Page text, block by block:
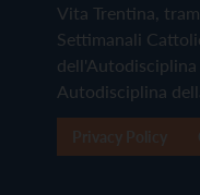
Vita Trentina,
Settimanali
Autodisciplina